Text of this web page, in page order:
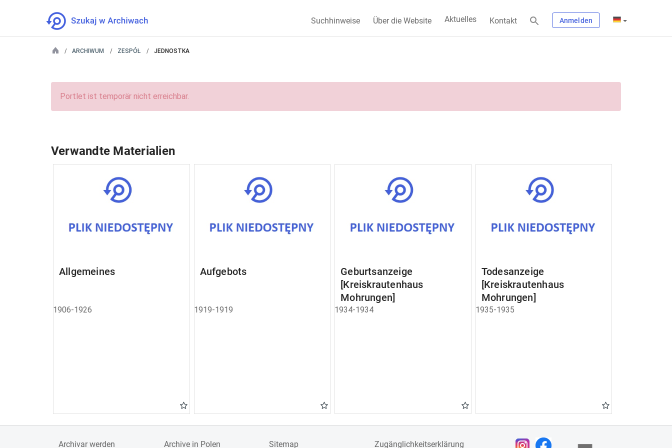
Suchhinweise Über die Website Aktuelles Kontakt Anmelden
ARCHIWUM ZESPÓŁ JEDNOSTKA
Portlet ist temporär nicht erreichbar.
Verwandte Materialien
Allgemeines
1906-1926
Aufgebots
1919-1919
Geburtsanzeige
[Kreiskrautenhaus
Mohrungen]
1934-1934
Todesanzeige
[Kreiskrautenhaus
Mohrungen]
1935-1935
Archivar werden Archive in Polen Sitemap Zugänglichkeitserklärung